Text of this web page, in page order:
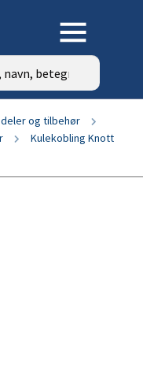
og tilbehør
Kulekobling Knott